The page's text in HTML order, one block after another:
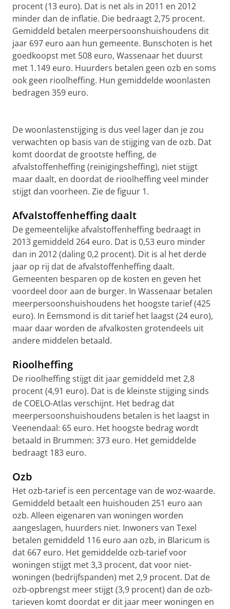
procent (13 euro). Dat is net als in 2011 en 2012
minder dan de inflatie. Die bedraagt 2,75 procent.
Gemiddeld betalen meerpersoonshuishoudens dit
jaar 697 euro aan hun gemeente. Bunschoten is het
goedkoopst met 508 euro, Wassenaar het duurst
met 1.149 euro. Huurders betalen geen ozb en soms
ook geen rioolheffing. Hun gemiddelde woonlasten
bedragen 359 euro.
De woonlastenstijging is dus veel lager dan je zou
verwachten op basis van de stijging van de ozb. Dat
komt doordat de grootste heffing, de
afvalstoffenheffing (reinigingsheffing), niet stijgt
maar daalt, en doordat de rioolheffing veel minder
stijgt dan voorheen. Zie de figuur 1.
Afvalstoffenheffing daalt
De gemeentelijke afvalstoffenheffing bedraagt in
2013 gemiddeld 264 euro. Dat is 0,53 euro minder
dan in 2012 (daling 0,2 procent). Dit is al het derde
jaar op rij dat de afvalstoffenheffing daalt.
Gemeenten besparen op de kosten en geven het
voordeel door aan de burger. In Wassenaar betalen
meerpersoonshuishoudens het hoogste tarief (425
euro). In Eemsmond is dit tarief het laagst (24 euro),
maar daar worden de afvalkosten grotendeels uit
andere middelen betaald.
Rioolheffing
De rioolheffing stijgt dit jaar gemiddeld met 2,8
procent (4,91 euro). Dat is de kleinste stijging sinds
de COELO-Atlas verschijnt. Het bedrag dat
meerpersoonshuishoudens betalen is het laagst in
Veenendaal: 65 euro. Het hoogste bedrag wordt
betaald in Brummen: 373 euro. Het gemiddelde
bedraagt 183 euro.
Ozb
Het ozb-tarief is een percentage van de woz-waarde.
Gemiddeld betaalt een huishouden 251 euro aan
ozb. Alleen eigenaren van woningen worden
aangeslagen, huurders niet. Inwoners van Texel
betalen gemiddeld 116 euro aan ozb, in Blaricum is
dat 667 euro. Het gemiddelde ozb-tarief voor
woningen stijgt met 3,3 procent, dat voor niet-
woningen (bedrijfspanden) met 2,9 procent. Dat de
ozb-opbrengst meer stijgt (3,9 procent) dan de ozb-
tarieven komt doordat er dit jaar meer woningen en